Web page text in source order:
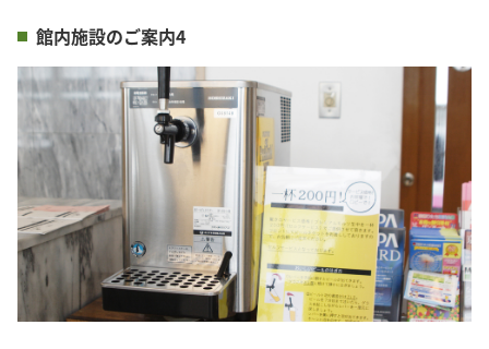
館内施設のご案内4